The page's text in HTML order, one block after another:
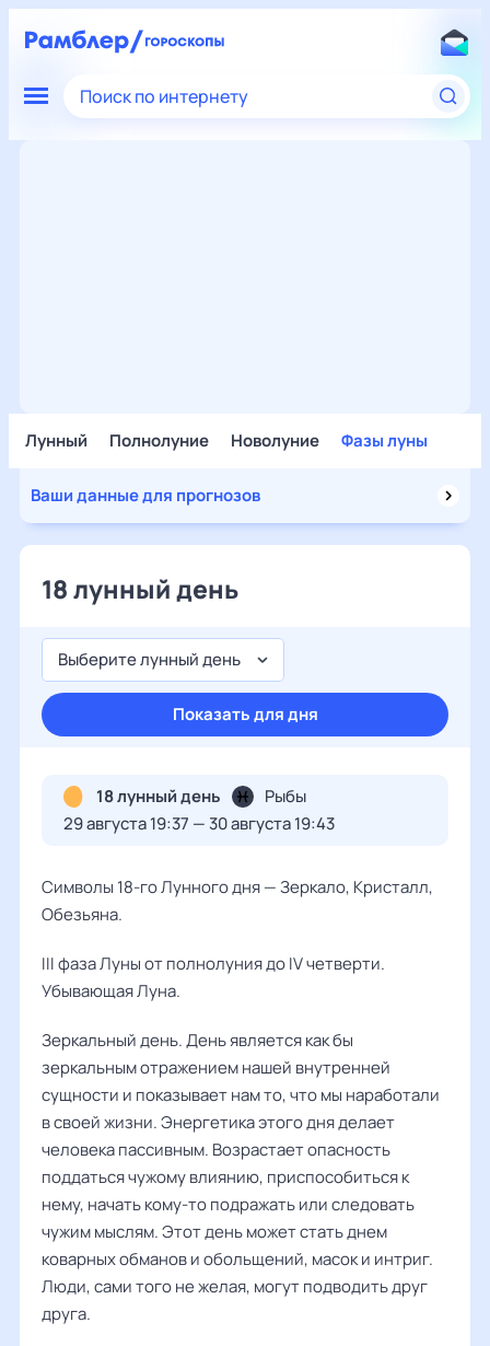
Поиск по интернету
Лунный Полнолуние Новолуние Фазы луны
Ваши данные для прогнозов
18 лунный день
Выберите лунный день
Показать для дня
18 лунный день
Рыбы
29 августа 19:37 — 30 августа 19:43
Символы 18-го Лунного дня — Зеркало, Кристалл,
Обезьяна.
III фаза Луны от полнолуния до IV четверти.
Убывающая Луна.
Зеркальный день. День является как бы
зеркальным отражением нашей внутренней
сущности и показывает нам то, что мы наработали
в своей жизни. Энергетика этого дня делает
человека пассивным. Возрастает опасность
поддаться чужому влиянию, приспособиться к
нему, начать кому-то подражать или следовать
чужим мыслям. Этот день может стать днем
коварных обманов и обольщений, масок и интриг.
Люди, сами того не желая, могут подводить друг
друга.